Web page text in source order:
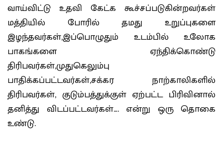
வாய்விட்டு உதவி கேட்க கூச்சப்படுகின்றவர்கள்
மத்தியில் போரில் தமது உறுப்புகளை
இழந்தவர்கள்,இப்பொழுதும் உடம்பில் உலோக
பாகங்களை ஏந்திக்கொண்டு
திரிபவர்கள்,முதுகெலும்பு
பாதிக்கப்பட்டவர்கள்,சக்கர நாற்காலிகளில்
திரிபவர்கள், குடும்பத்துக்குள் ஏற்பட்ட பிரிவினால்
தனித்து விடப்பட்டவர்கள்…. என்று ஒரு தொகை
உண்டு.